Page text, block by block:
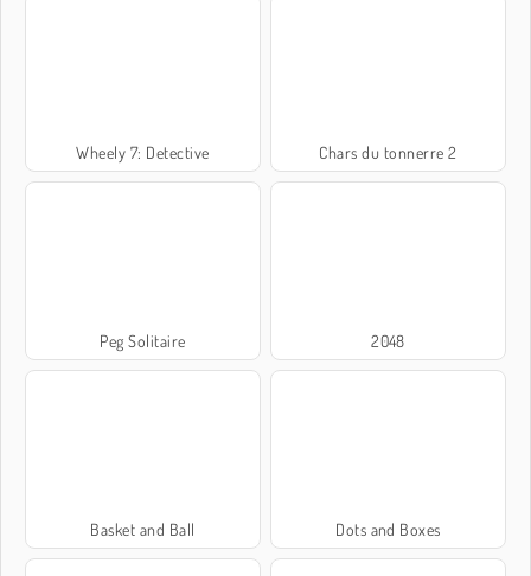
Wheely 7: Detective Chars du tonnerre 2
Peg Solitaire 2048
Basket and Ball Dots and Boxes